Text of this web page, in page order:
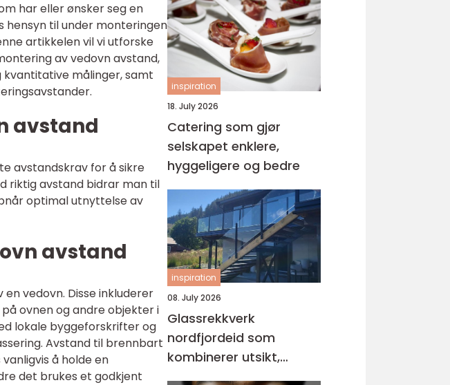
har eller ønsker seg en
hensyn til under monteringen
artikkelen vil vi utforske
av vedovn avstand,
målinger, samt
avstand
avstandskrav for å sikre
riktig avstand bidrar man til
optimal utnyttelse av
avstand
vedovn. Disse inkluderer
ovnen og andre objekter i
lokale byggeforskrifter og
Avstand til brennbart
å holde en
det brukes et godkjent
inspiration
18. July 2026
Catering som gjør
selskapet enklere,
hyggeligere og bedre
inspiration
08. July 2026
Glassrekkverk
nordfjordeid som
kombinerer utsikt,
sikkerhet og stil